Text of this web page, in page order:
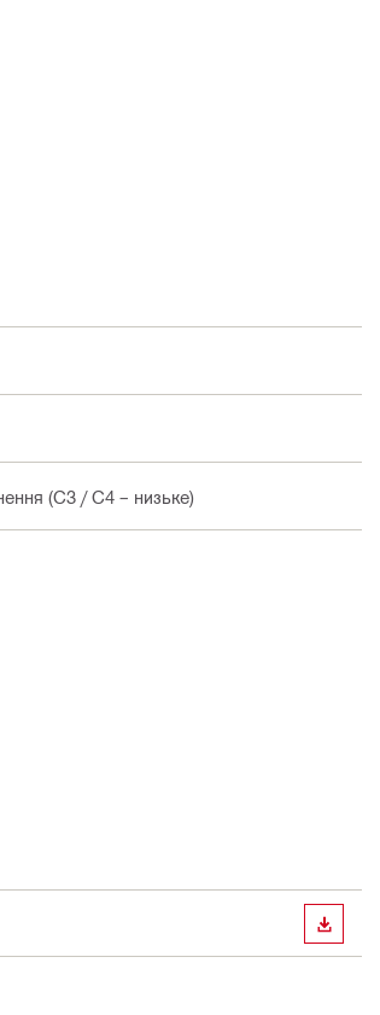
(C3 / C4 – низьке)